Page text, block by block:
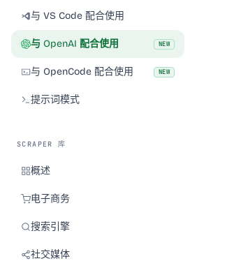
与 VS Code 配合使用
与 OpenAI 配合使用 NEW
与 OpenCode 配合使用 NEW
提示词模式
SCRAPER 库
概述
电子商务
搜索引擎
社交媒体